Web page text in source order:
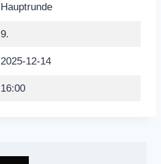
Hauptrunde
9.
2025-12-14
16:00